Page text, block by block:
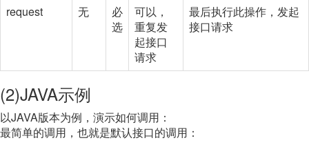
request 无
必
选
可以，
重复发
起接口
请求
最后执行此操作，发起
接口请求
(2)JAVA示例
以JAVA版本为例，演示如何调用：
最简单的调用，也就是默认接口的调用：